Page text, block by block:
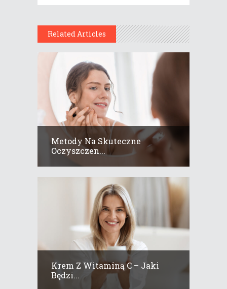
Related Articles
Metody Na Skuteczne
Oczyszczen...
Krem Z Witaminą C – Jaki
Będzi...